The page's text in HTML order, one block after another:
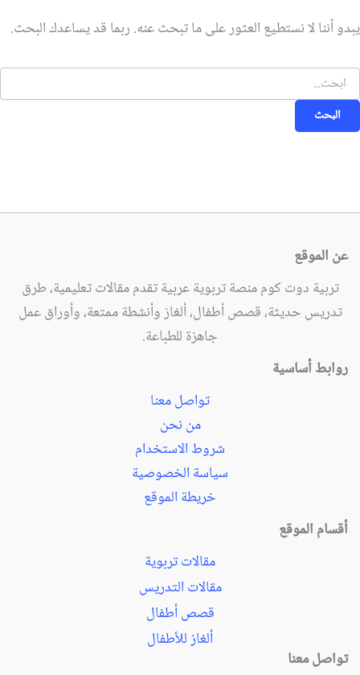
يبدو أننا لا نستطيع العثور على ما تبحث عنه. ربما قد يساعدك البحث.
البحث
عن الموقع
تربية دوت كوم منصة تربوية عربية تقدم مقالات تعليمية، طرق
تدريس حديثة، قصص أطفال، ألغاز وأنشطة ممتعة، وأوراق عمل
جاهزة للطباعة.
روابط أساسية
تواصل معنا
من نحن
شروط الاستخدام
سياسة الخصوصية
خريطة الموقع
أقسام الموقع
مقالات تربوية
مقالات التدريس
قصص أطفال
ألغاز للأطفال
تواصل معنا